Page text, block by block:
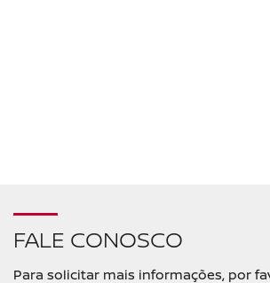
FALE CONOSCO
Para solicitar mais informações, por